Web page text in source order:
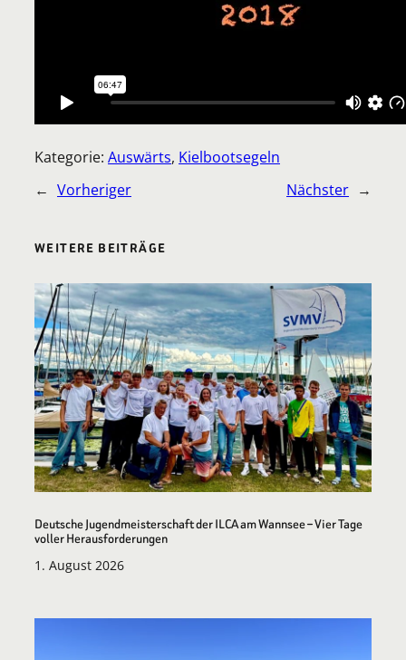
Kategorie: Auswärts, Kielbootsegeln
← Vorheriger Nächster →
WEITERE BEITRÄGE
Deutsche Jugendmeisterschaft der ILCA am Wannsee – Vier Tage
voller Herausforderungen
1. August 2026